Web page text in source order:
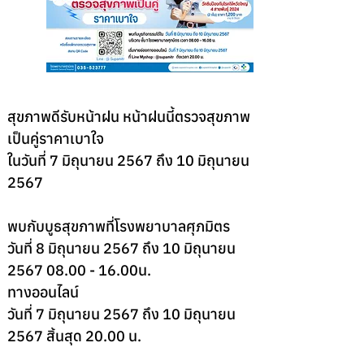
สุขภาพดีรับหน้าฝน หน้าฝนนี้ตรวจสุขภาพ
เป็นคู่ราคาเบาใจ
ในวันที่ 7 มิถุนายน 2567 ถึง 10 มิถุนายน
2567
พบกับบูธสุขภาพที่โรงพยาบาลศุภมิตร
วันที่ 8 มิถุนายน 2567 ถึง 10 มิถุนายน
2567 08.00 - 16.00น.
ทางออนไลน์
วันที่ 7 มิถุนายน 2567 ถึง 10 มิถุนายน
2567 สิ้นสุด 20.00 น.